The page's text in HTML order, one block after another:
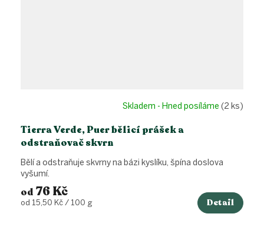
Tierra Verde, Puer bělicí prášek a
odstraňovač skvrn
Skladem - Hned posíláme (2 ks)
od 76 Kč
Měrná
od 15,50 Kč / 100 g Detail
Bělí a odstraňuje skvrny na bázi kyslíku, špína doslova
vyšumí.